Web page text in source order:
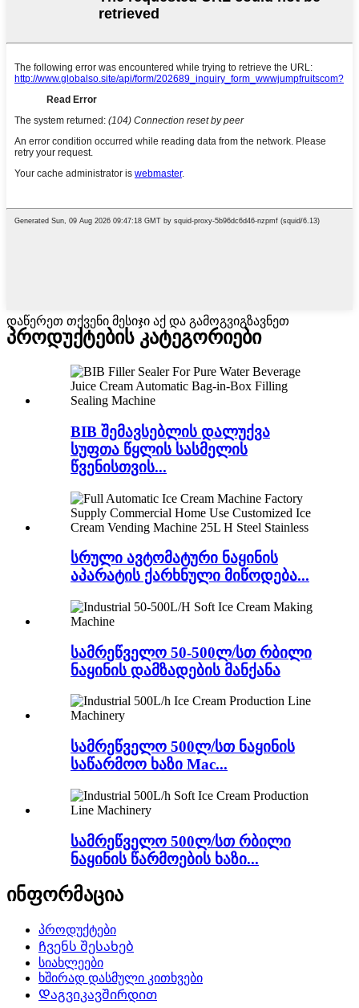
დაწერეთ თქვენი მესიჯი აქ და გამოგვიგზავნეთ
პროდუქტების კატეგორიები
BIB შემავსებლის დალუქვა
სუფთა წყლის სასმელის
წვენისთვის...
სრული ავტომატური ნაყინის
აპარატის ქარხნული მიწოდება...
სამრეწველო 50-500ლ/სთ რბილი
ნაყინის დამზადების მანქანა
სამრეწველო 500ლ/სთ ნაყინის
საწარმოო ხაზი Mac...
სამრეწველო 500ლ/სთ რბილი
ნაყინის წარმოების ხაზი...
ინფორმაცია
პროდუქტები
Ჩვენს შესახებ
სიახლეები
ხშირად დასმული კითხვები
Დაგვიკავშირდით